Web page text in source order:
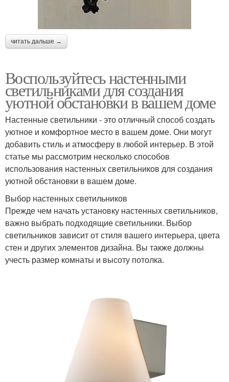
читать дальше →
Воспользуйтесь настенными
светильниками для создания
уютной обстановки в вашем доме
Настенные светильники - это отличный способ создать
уютное и комфортное место в вашем доме. Они могут
добавить стиль и атмосферу в любой интерьер. В этой
статье мы рассмотрим несколько способов
использования настенных светильников для создания
уютной обстановки в вашем доме.
Выбор настенных светильников
Прежде чем начать установку настенных светильников,
важно выбрать подходящие светильники. Выбор
светильников зависит от стиля вашего интерьера, цвета
стен и других элементов дизайна. Вы также должны
учесть размер комнаты и высоту потолка.